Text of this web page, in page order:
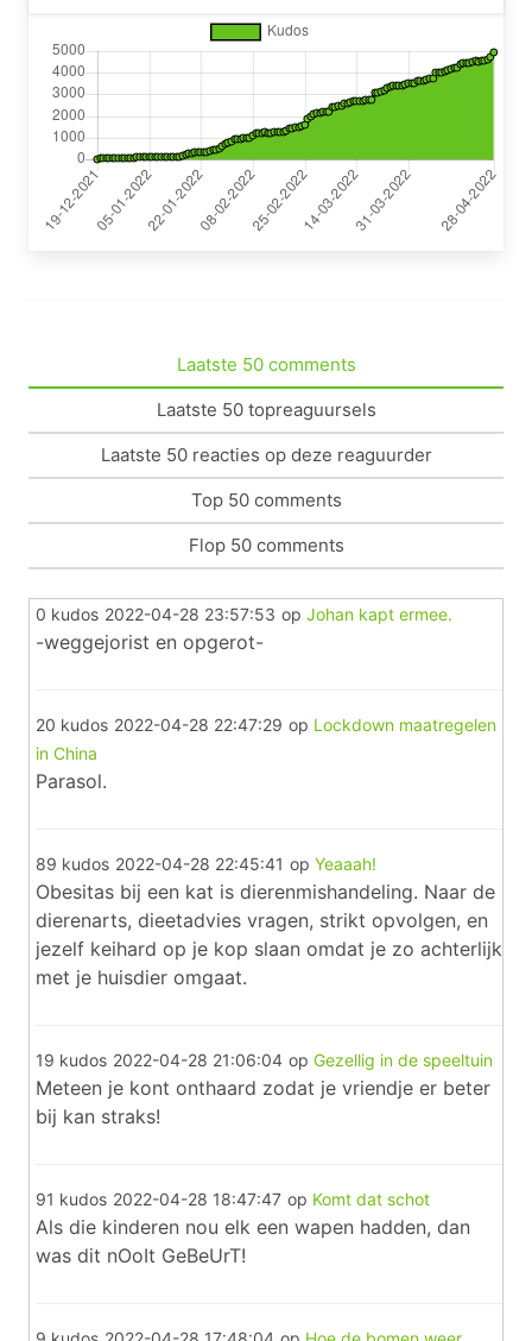
Laatste 50 comments
Laatste 50 topreaguursels
Laatste 50 reacties op deze reaguurder
Top 50 comments
Flop 50 comments
0 kudos 2022-04-28 23:57:53 op Johan kapt ermee.
-weggejorist en opgerot-
20 kudos 2022-04-28 22:47:29 op Lockdown maatregelen
in China
Parasol.
89 kudos 2022-04-28 22:45:41 op Yeaaah!
Obesitas bij een kat is dierenmishandeling. Naar de
dierenarts, dieetadvies vragen, strikt opvolgen, en
jezelf keihard op je kop slaan omdat je zo achterlijk
met je huisdier omgaat.
19 kudos 2022-04-28 21:06:04 op Gezellig in de speeltuin
Meteen je kont onthaard zodat je vriendje er beter
bij kan straks!
91 kudos 2022-04-28 18:47:47 op Komt dat schot
Als die kinderen nou elk een wapen hadden, dan
was dit nOoIt GeBeUrT!